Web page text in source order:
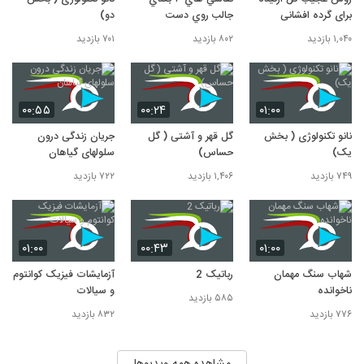
برای گرده افشانی
۱,۰۴۰ بازدید
جالب روي دست
۸۰۲ بازدید
دو)
۷۰۱ بازدید
۰۱:۰۰
نانو تکنولوژی ( بخش
یک)
۷۴۹ بازدید
۰۰:۲۴
گل قهر و آشتی ( گل
حساس)
۱,۴۰۶ بازدید
۰۰:۵۵
جریان زندگی درون
سلولهای گیاهان
۷۲۲ بازدید
۰۱:۰۰
شهاب سنگ مهمان
ناخوانده
۷۷۶ بازدید
۰۰:۴۳
رباتیک 2
۵۸۵ بازدید
۰۱:۰۰
آزمایشات فیزیک کوانتوم
و سیالات
۸۳۲ بازدید